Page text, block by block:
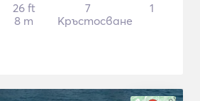
26 ft
8 m
7
Кръстосване
1